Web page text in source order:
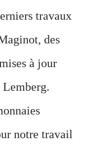
travaux
des
à jour
Lemberg.
notre travail